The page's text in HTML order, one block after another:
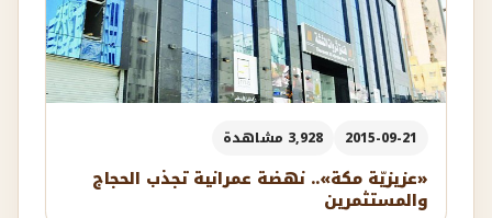
2015-09-21 3,928 مشاهدة
«عزيزيّة مكة».. نهضة عمرانية تجذب الحجاج
والمستثمرين